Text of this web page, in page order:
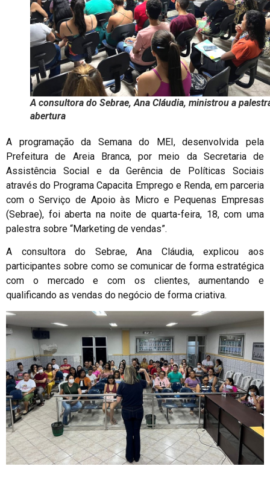
A consultora do Sebrae, Ana Cláudia, ministrou a
abertura
A programação da Semana do MEI, desenvolvida pela
Prefeitura de Areia Branca, por meio da Secretaria de
Assistência Social e da Gerência de Políticas Sociais
através do Programa Capacita Emprego e Renda, em parceria
com o Serviço de Apoio às Micro e Pequenas Empresas
(Sebrae), foi aberta na noite de quarta-feira, 18, com uma
palestra sobre “Marketing de vendas”.
A consultora do Sebrae, Ana Cláudia, explicou aos
participantes sobre como se comunicar de forma estratégica
com o mercado e com os clientes, aumentando e
qualificando as vendas do negócio de forma criativa.